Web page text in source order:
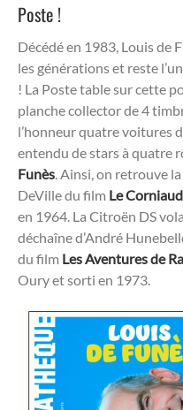
Poste !
Décédé en 1983, Louis de
les générations et reste
! La Poste table sur cette
planche collector de 4
l’honneur quatre voitures
entendu de stars à quatre
Funès. Ainsi, on retrouve
DeVille du film Le Corniaud
en 1964. La Citroën DS
déchaîne d’André
du film Les Aventures de
Oury et sorti en 1973.